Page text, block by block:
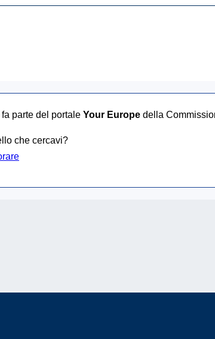
parte del portale Your Europe della
che cercavi?